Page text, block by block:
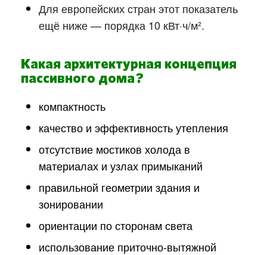
Для европейских стран этот показатель
ещё ниже — порядка 10 кВт·ч/м².
Какая архитектурная концепция
пассивного дома ?
компактность
качество и эффективность утепления
отсутствие мостиков холода в
материалах и узлах примыканий
правильной геометрии здания и
зонировании
ориентации по сторонам света
использование приточно-вытяжной